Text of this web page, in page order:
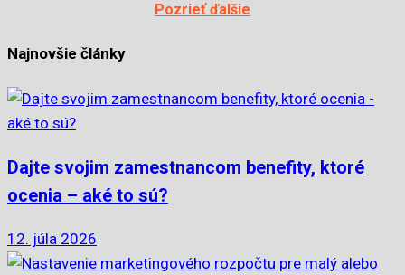
Pozrieť ďalšie
Najnovšie články
Dajte svojim zamestnancom benefity, ktoré
ocenia – aké to sú?
12. júla 2026